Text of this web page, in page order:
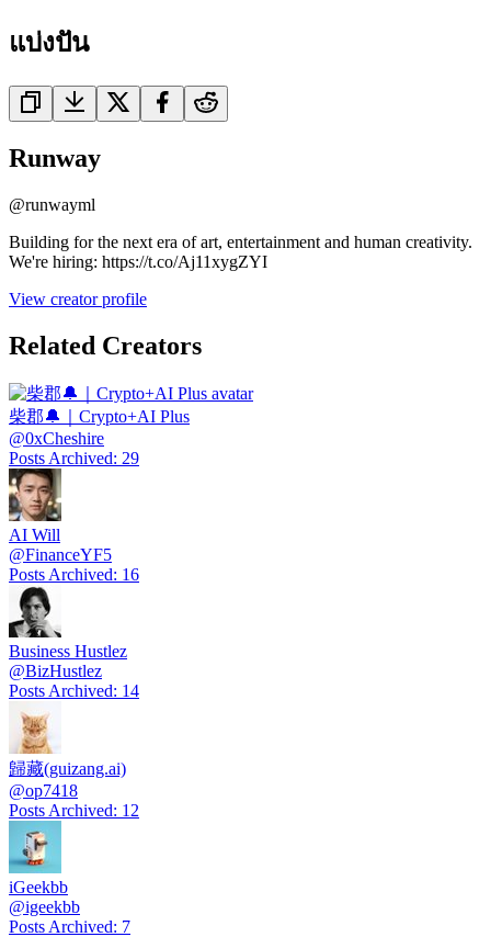
แบ่งปัน
Runway
@runwayml
Building for the next era of art, entertainment and human creativity.
We're hiring: https://t.co/Aj11xygZYI
View creator profile
Related Creators
柴郡🔔｜Crypto+AI Plus
@0xCheshire
Posts Archived: 29
AI Will
@FinanceYF5
Posts Archived: 16
Business Hustlez
@BizHustlez
Posts Archived: 14
歸藏(guizang.ai)
@op7418
Posts Archived: 12
iGeekbb
@igeekbb
Posts Archived: 7